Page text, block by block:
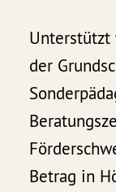
der
Betrag in